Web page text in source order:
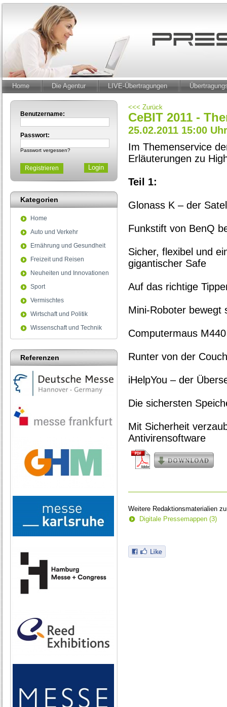
Home Die Agentur LIVE-Übertragungen
Benutzername:
Passwort:
Passwort vergessen?
Registrieren
Kategorien
Home
Auto und Verkehr
Ernährung und Gesundheit
Freizeit und Reisen
Neuheiten und Innovationen
Sport
Vermischtes
Wirtschaft und Politik
Wissenschaft und Technik
Referenzen
<<< Zurück
CeBIT 2011 -
25.02.2011 15:00 Uhr
Im Themenservice
Erläuterungen zu
Teil 1:
Glonass K – der
Funkstift von BenQ
Sicher, flexibel und
gigantischer Safe
Auf das richtige
Mini-Roboter bewegt
Computermaus
Runter von der
iHelpYou – der
Die sichersten
Mit Sicherheit
Antivirensoftware
Weitere Redaktionsmaterialien
Digitale Pressemappen (3)